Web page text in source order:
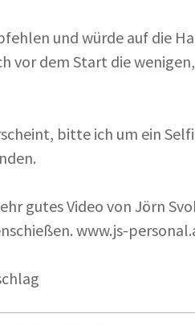
und würde auf die
vor dem Start die
bitte ich um ein
gutes Video von Jörn
www.js-